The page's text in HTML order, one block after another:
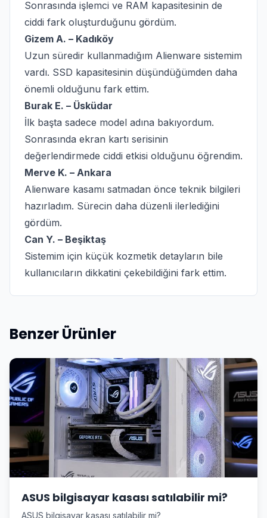
Sonrasında işlemci ve RAM kapasitesinin de
ciddi fark oluşturduğunu gördüm.
Gizem A. – Kadıköy
Uzun süredir kullanmadığım Alienware sistemim
vardı. SSD kapasitesinin düşündüğümden daha
önemli olduğunu fark ettim.
Burak E. – Üsküdar
İlk başta sadece model adına bakıyordum.
Sonrasında ekran kartı serisinin
değerlendirmede ciddi etkisi olduğunu öğrendim.
Merve K. – Ankara
Alienware kasamı satmadan önce teknik bilgileri
hazırladım. Sürecin daha düzenli ilerlediğini
gördüm.
Can Y. – Beşiktaş
Sistemim için küçük kozmetik detayların bile
kullanıcıların dikkatini çekebildiğini fark ettim.
Benzer Ürünler
ASUS bilgisayar kasası satılabilir mi?
ASUS bilgisayar kasası satılabilir mi?